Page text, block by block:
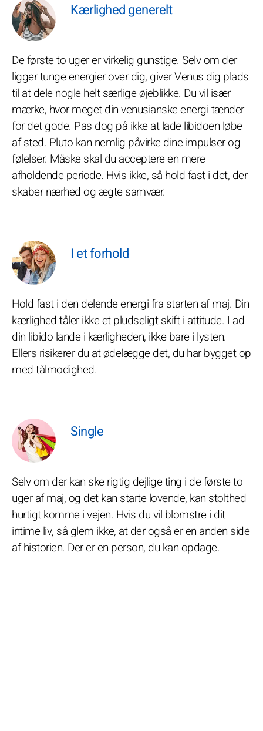
Kærlighed generelt
De første to uger er virkelig gunstige. Selv om der
ligger tunge energier over dig, giver Venus dig plads
til at dele nogle helt særlige øjeblikke. Du vil især
mærke, hvor meget din venusianske energi tænder
for det gode. Pas dog på ikke at lade libidoen løbe
af sted. Pluto kan nemlig påvirke dine impulser og
følelser. Måske skal du acceptere en mere
afholdende periode. Hvis ikke, så hold fast i det, der
skaber nærhed og ægte samvær.
I et forhold
Hold fast i den delende energi fra starten af maj. Din
kærlighed tåler ikke et pludseligt skift i attitude. Lad
din libido lande i kærligheden, ikke bare i lysten.
Ellers risikerer du at ødelægge det, du har bygget op
med tålmodighed.
Single
Selv om der kan ske rigtig dejlige ting i de første to
uger af maj, og det kan starte lovende, kan stolthed
hurtigt komme i vejen. Hvis du vil blomstre i dit
intime liv, så glem ikke, at der også er en anden side
af historien. Der er en person, du kan opdage.